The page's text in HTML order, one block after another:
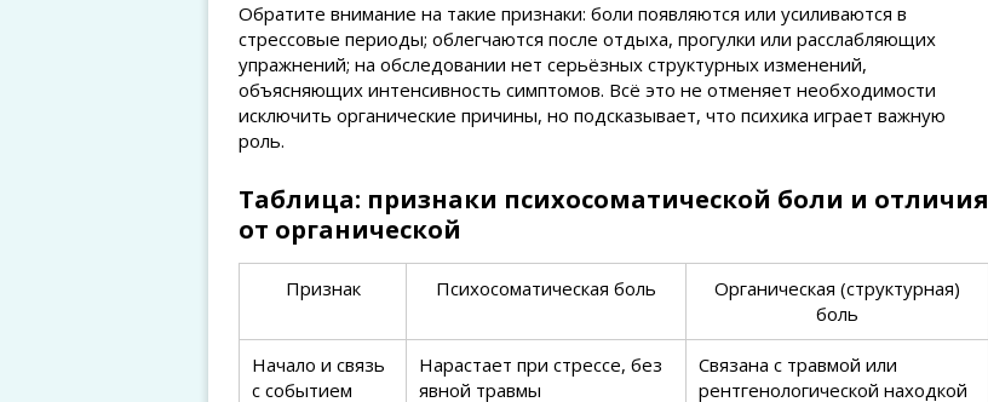
Обратите внимание на такие признаки: боли появляются или усиливаются в
стрессовые периоды; облегчаются после отдыха, прогулки или расслабляющих
упражнений; на обследовании нет серьёзных структурных изменений,
объясняющих интенсивность симптомов. Всё это не отменяет необходимости
исключить органические причины, но подсказывает, что психика играет важную
роль.
Таблица: признаки психосоматической боли и отличия
от органической
Признак Психосоматическая боль
Органическая (структурная)
боль
Начало и связь
с событием
Нарастает при стрессе, без
явной травмы
Связана с травмой или
рентгенологической находкой